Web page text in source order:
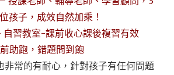
孩子， 成效自然加乘！
習教室-課前收心課後複習有效
助跑， 錯題問到飽
非常的有耐心，針對孩子有任何問題